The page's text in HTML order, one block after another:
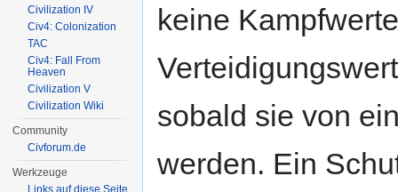
keine
sobald sie von
werden. Ein
Civilization IV
Civ4: Colonization
TAC
Civ4: Fall From
Heaven
Civilization V
Civilization Wiki
Community
Civforum.de
Werkzeuge
Links auf diese Seite